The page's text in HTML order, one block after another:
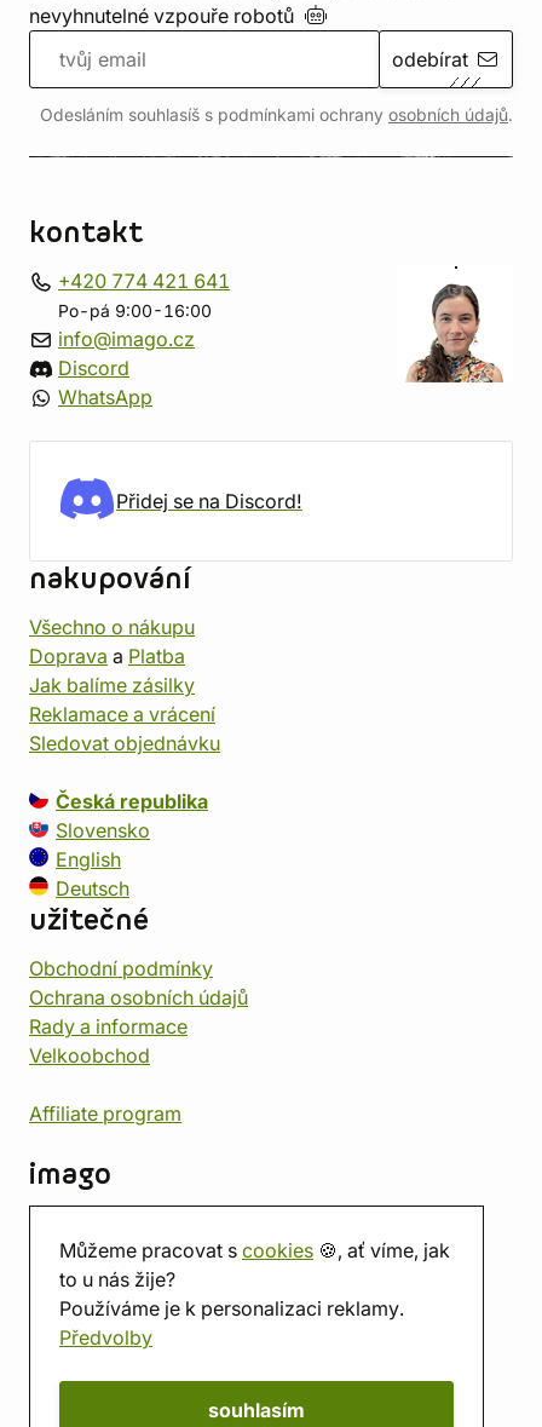
Můžeme pracovat s cookies 🍪, ať víme, jak
to u nás žije?
Používáme je k personalizaci reklamy.
Předvolby
souhlasím
nevyhnutelné vzpouře robotů
odebírat
Odesláním souhlasíš s podmínkami ochrany osobních údajů.
kontakt
+420 774 421 641
Po-pá 9:00-16:00
info@imago.cz
Discord
WhatsApp
Přidej se na Discord!
nakupování
Všechno o nákupu
Doprava a Platba
Jak balíme zásilky
Reklamace a vrácení
Sledovat objednávku
Česká republika
Slovensko
English
Deutsch
užitečné
Obchodní podmínky
Ochrana osobních údajů
Rady a informace
Velkoobchod
Affiliate program
imago
Prodejna
Herna
O nás
Hodnocení obchodu